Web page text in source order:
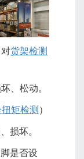
货架检测
、松动。
矩检测 ）
损坏。
是否设